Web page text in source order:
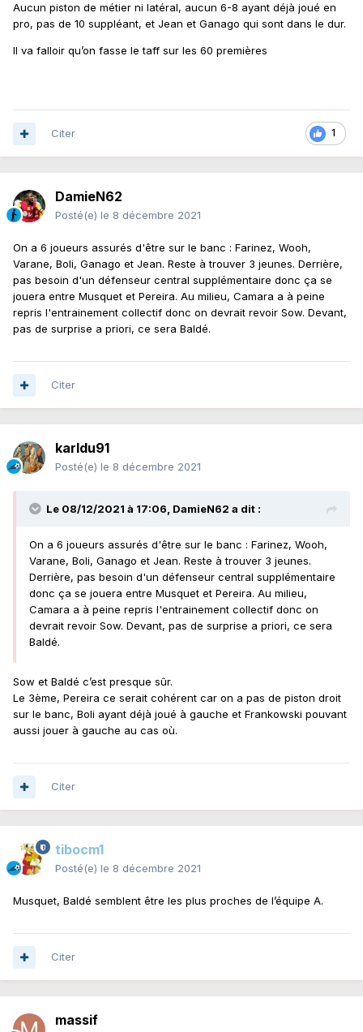
Aucun piston de métier ni latéral, aucun 6-8 ayant déjà joué en
pro, pas de 10 suppléant, et Jean et Ganago qui sont dans le dur.
Il va falloir qu’on fasse le taff sur les 60 premières
1
Citer
DamieN62
Posté(e) le 8 décembre 2021
On a 6 joueurs assurés d'être sur le banc : Farinez, Wooh,
Varane, Boli, Ganago et Jean. Reste à trouver 3 jeunes. Derrière,
pas besoin d'un défenseur central supplémentaire donc ça se
jouera entre Musquet et Pereira. Au milieu, Camara a à peine
repris l'entrainement collectif donc on devrait revoir Sow. Devant,
pas de surprise a priori, ce sera Baldé.
Citer
karldu91
Posté(e) le 8 décembre 2021
Le 08/12/2021 à 17:06, DamieN62 a dit :
On a 6 joueurs assurés d'être sur le banc : Farinez, Wooh,
Varane, Boli, Ganago et Jean. Reste à trouver 3 jeunes.
Derrière, pas besoin d'un défenseur central supplémentaire
donc ça se jouera entre Musquet et Pereira. Au milieu,
Camara a à peine repris l'entrainement collectif donc on
devrait revoir Sow. Devant, pas de surprise a priori, ce sera
Baldé.
Sow et Baldé c’est presque sûr.
Le 3ème, Pereira ce serait cohérent car on a pas de piston droit
sur le banc, Boli ayant déjà joué à gauche et Frankowski pouvant
aussi jouer à gauche au cas où.
Citer
tibocm1
Posté(e) le 8 décembre 2021
Musquet, Baldé semblent être les plus proches de l’équipe A.
Citer
massif